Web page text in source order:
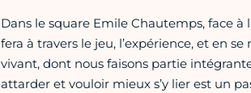
Dans le square Emile Chautemps, face
fera à travers le jeu, l’expérience, et en
vivant, dont nous faisons partie
attarder et vouloir mieux s’y lier est un